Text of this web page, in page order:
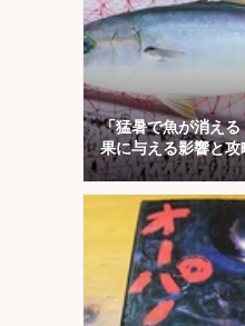
「猛暑で魚が消え
果に与える影響と攻